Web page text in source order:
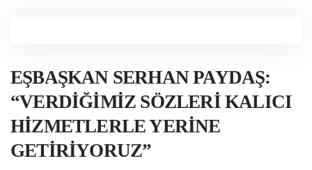
EŞBAŞKAN SERHAN PAYDAŞ:
“VERDIĞIMIZ SÖZLERI KALICI
HIZMETLERLE YERINE
GETIRIYORUZ”